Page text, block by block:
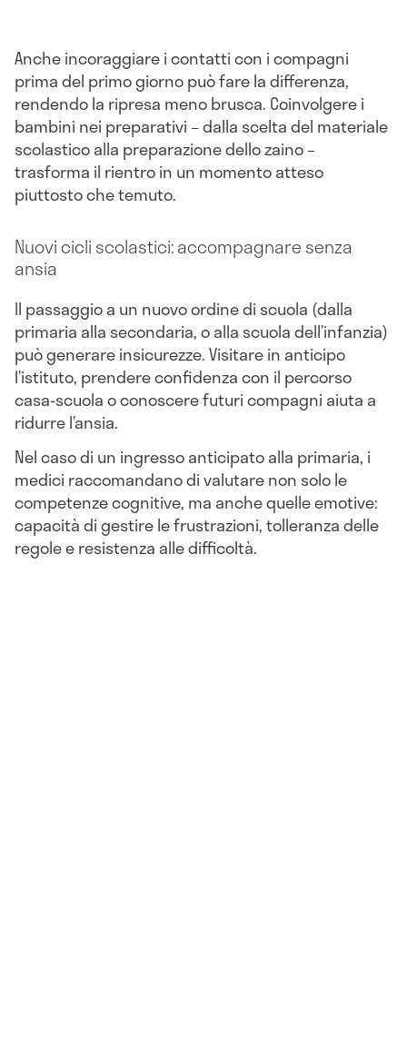
Anche incoraggiare i contatti con i compagni
prima del primo giorno può fare la differenza,
rendendo la ripresa meno brusca. Coinvolgere i
bambini nei preparativi – dalla scelta del materiale
scolastico alla preparazione dello zaino –
trasforma il rientro in un momento atteso
piuttosto che temuto.
Nuovi cicli scolastici: accompagnare senza
ansia
Il passaggio a un nuovo ordine di scuola (dalla
primaria alla secondaria, o alla scuola dell’infanzia)
può generare insicurezze. Visitare in anticipo
l’istituto, prendere confidenza con il percorso
casa-scuola o conoscere futuri compagni aiuta a
ridurre l’ansia.
Nel caso di un ingresso anticipato alla primaria, i
medici raccomandano di valutare non solo le
competenze cognitive, ma anche quelle emotive:
capacità di gestire le frustrazioni, tolleranza delle
regole e resistenza alle difficoltà.